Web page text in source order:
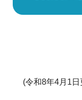
(令和8年4月1日